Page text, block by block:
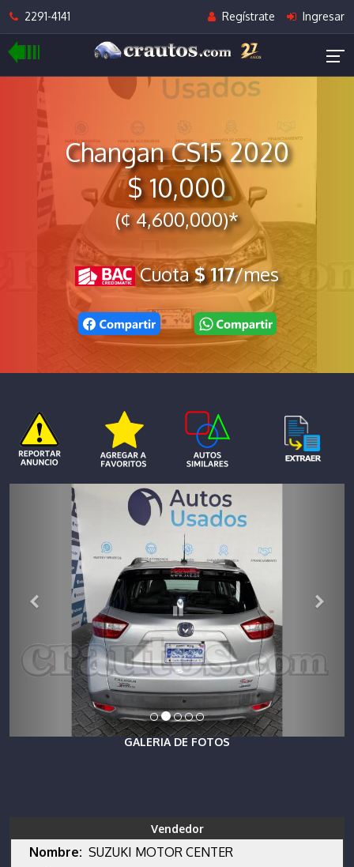
2291-4141 Regístrate Ingresar
Changan CS15 2020
$ 10,000
(¢ 4,600,000)*
Cuota$ 117/mes
GALERIA DE FOTOS
Vendedor
Nombre: SUZUKI MOTOR CENTER